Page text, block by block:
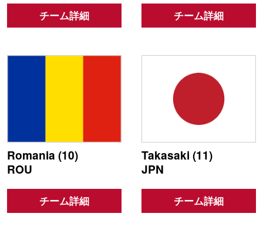
チーム詳細 チーム詳細
Romania (10)
ROU
チーム詳細
Takasaki (11)
JPN
チーム詳細